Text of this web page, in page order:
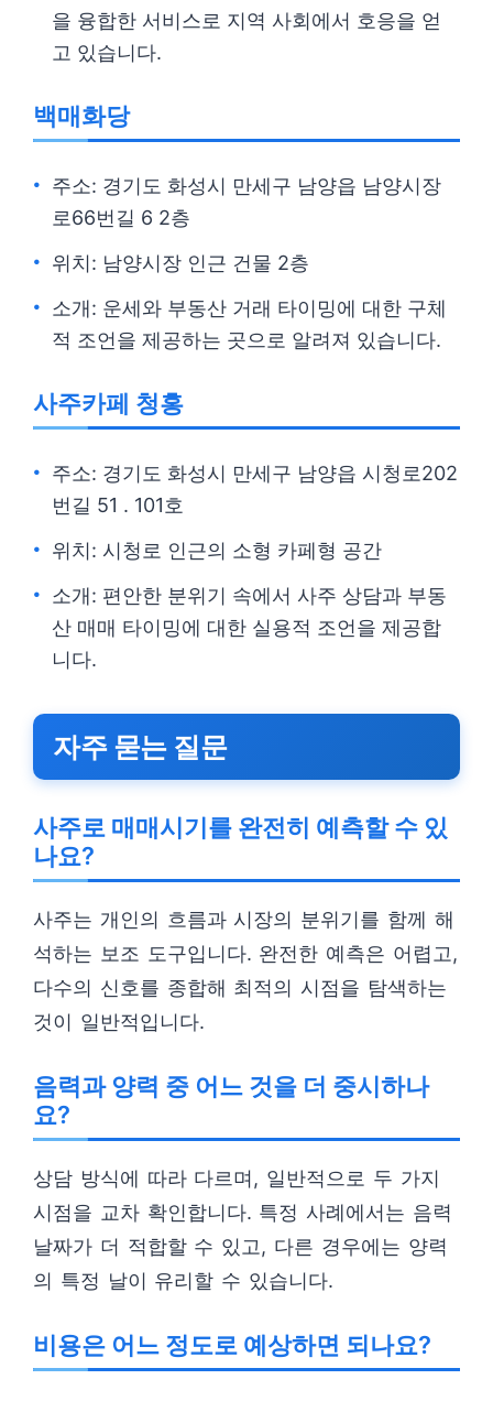
을 융합한 서비스로 지역 사회에서 호응을 얻
고 있습니다.
백매화당
주소: 경기도 화성시 만세구 남양읍 남양시장
로66번길 6 2층
위치: 남양시장 인근 건물 2층
소개: 운세와 부동산 거래 타이밍에 대한 구체
적 조언을 제공하는 곳으로 알려져 있습니다.
사주카페 청홍
주소: 경기도 화성시 만세구 남양읍 시청로202
번길 51 . 101호
위치: 시청로 인근의 소형 카페형 공간
소개: 편안한 분위기 속에서 사주 상담과 부동
산 매매 타이밍에 대한 실용적 조언을 제공합
니다.
자주 묻는 질문
사주로 매매시기를 완전히 예측할 수 있
나요?
사주는 개인의 흐름과 시장의 분위기를 함께 해
석하는 보조 도구입니다. 완전한 예측은 어렵고,
다수의 신호를 종합해 최적의 시점을 탐색하는
것이 일반적입니다.
음력과 양력 중 어느 것을 더 중시하나
요?
상담 방식에 따라 다르며, 일반적으로 두 가지
시점을 교차 확인합니다. 특정 사례에서는 음력
날짜가 더 적합할 수 있고, 다른 경우에는 양력
의 특정 날이 유리할 수 있습니다.
비용은 어느 정도로 예상하면 되나요?